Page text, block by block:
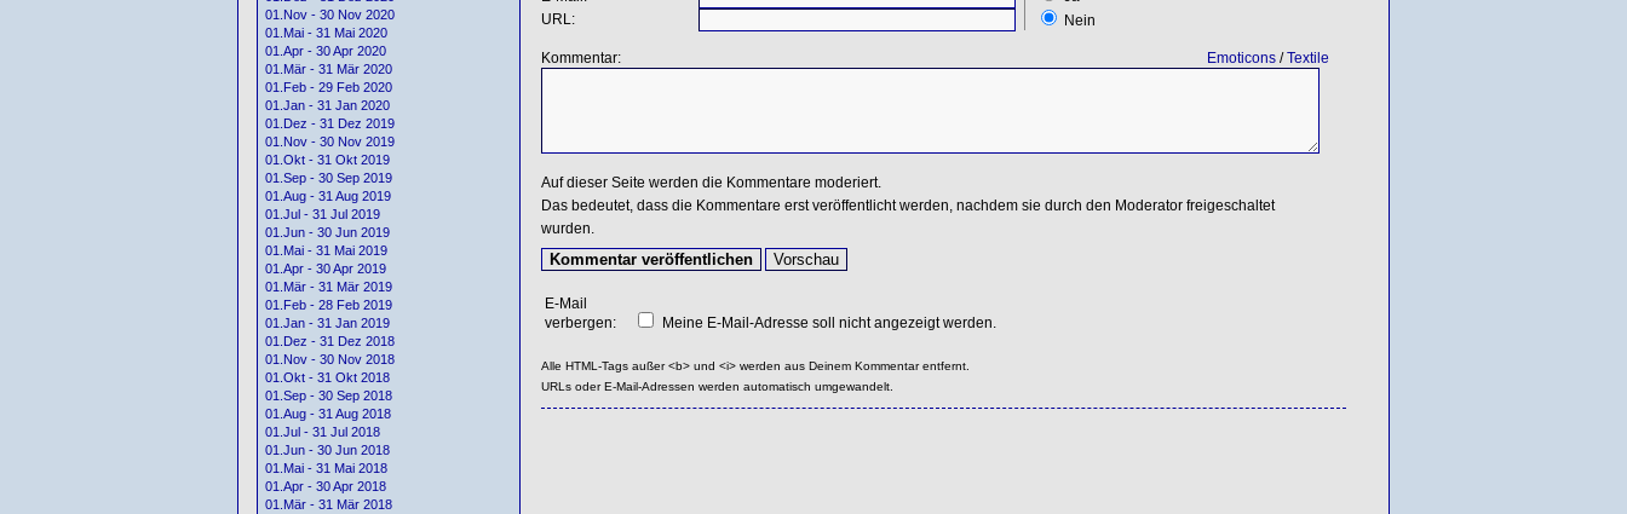
01.Nov - 30 Nov 2020
01.Mai - 31 Mai 2020
01.Apr - 30 Apr 2020
01.Mär - 31 Mär 2020
01.Feb - 29 Feb 2020
01.Jan - 31 Jan 2020
01.Dez - 31 Dez 2019
01.Nov - 30 Nov 2019
01.Okt - 31 Okt 2019
01.Sep - 30 Sep 2019
01.Aug - 31 Aug 2019
01.Jul - 31 Jul 2019
01.Jun - 30 Jun 2019
01.Mai - 31 Mai 2019
01.Apr - 30 Apr 2019
01.Mär - 31 Mär 2019
01.Feb - 28 Feb 2019
01.Jan - 31 Jan 2019
01.Dez - 31 Dez 2018
01.Nov - 30 Nov 2018
01.Okt - 31 Okt 2018
01.Sep - 30 Sep 2018
01.Aug - 31 Aug 2018
01.Jul - 31 Jul 2018
01.Jun - 30 Jun 2018
01.Mai - 31 Mai 2018
01.Apr - 30 Apr 2018
01.Mär - 31 Mär 2018
Nein
URL:
Kommentar: Emoticons/Textile
Auf dieser Seite werden die Kommentare moderiert.
Das bedeutet, dass die Kommentare erst veröffentlicht werden, nachdem sie durch den Moderator freigeschaltet
wurden.
E-Mail
verbergen:
Meine E-Mail-Adresse soll nicht angezeigt werden.
Alle HTML-Tags außer <b> und <i> werden aus Deinem Kommentar entfernt.
URLs oder E-Mail-Adressen werden automatisch umgewandelt.